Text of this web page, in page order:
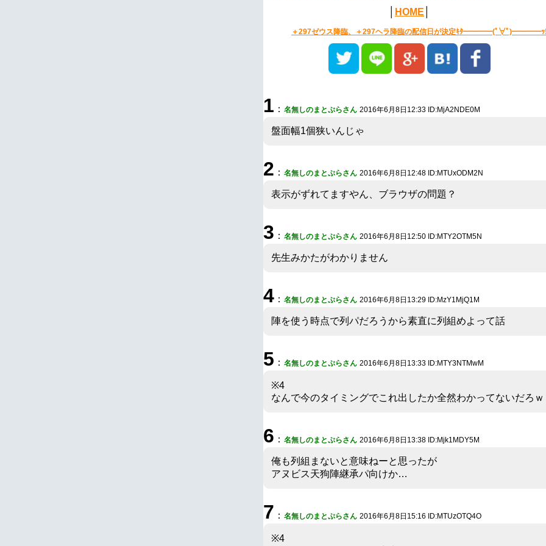
HOME
＋297ゼウス降臨、＋297ヘラ降臨の配信日が決定ｷﾀ━━━━(ﾟ∀ﾟ)━━━━
1 ： 名無しのまとぷらさん 2016年6月8日12:33 ID:MjA2NDE0M
盤面幅1個狭いんじゃ
2 ： 名無しのまとぷらさん 2016年6月8日12:48 ID:MTUxODM2N
表示がずれてますやん、ブラウザの問題？
3 ： 名無しのまとぷらさん 2016年6月8日12:50 ID:MTY2OTM5N
先生みかたがわかりません
4 ： 名無しのまとぷらさん 2016年6月8日13:29 ID:MzY1MjQ1M
陣を使う時点で列パだろうから素直に列組めよって話
5 ： 名無しのまとぷらさん 2016年6月8日13:33 ID:MTY3NTMwM
※4
なんで今のタイミングでこれ出したか全然わかってないだろｗ
6 ： 名無しのまとぷらさん 2016年6月8日13:38 ID:Mjk1MDY5M
俺も列組まないと意味ねーと思ったが
アヌビス天狗陣継承パ向けか…
7 ： 名無しのまとぷらさん 2016年6月8日15:16 ID:MTUzOTQ4O
※4